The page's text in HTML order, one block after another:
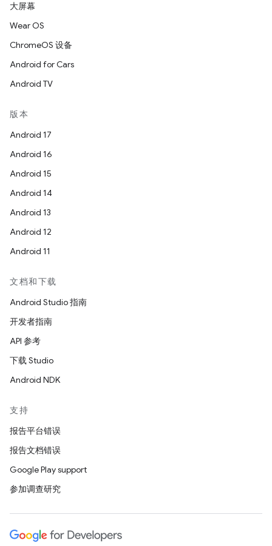
大屏幕
Wear OS
ChromeOS 设备
Android for Cars
Android TV
版本
Android 17
Android 16
Android 15
Android 14
Android 13
Android 12
Android 11
文档和下载
Android Studio 指南
开发者指南
API 参考
下载 Studio
Android NDK
支持
报告平台错误
报告文档错误
Google Play support
参加调查研究